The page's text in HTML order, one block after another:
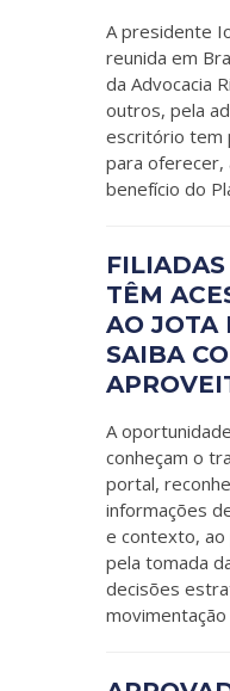
A presidente
reunida em
da Advocacia
outros, pela
escritório tem
para oferecer,
benefício do
TÊM
AO JOTA
SAIBA
A
conheçam o
portal,
informações
e contexto, ao
pela tomada
decisões